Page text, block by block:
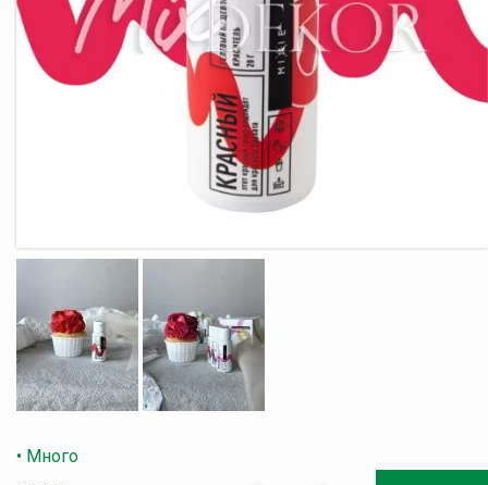
• Много